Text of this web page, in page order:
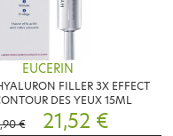
EUCERIN
FILLER 3X EFFECT
DES YEUX 15ML
€
21,52 €